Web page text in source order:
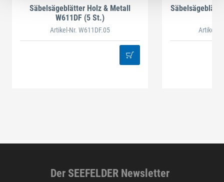
Säbelsägeblätter Holz & Metall
W611DF (5 St.)
Artikel-Nr. W611DF.05 Artikel-
Der SEEFELDER Newsletter